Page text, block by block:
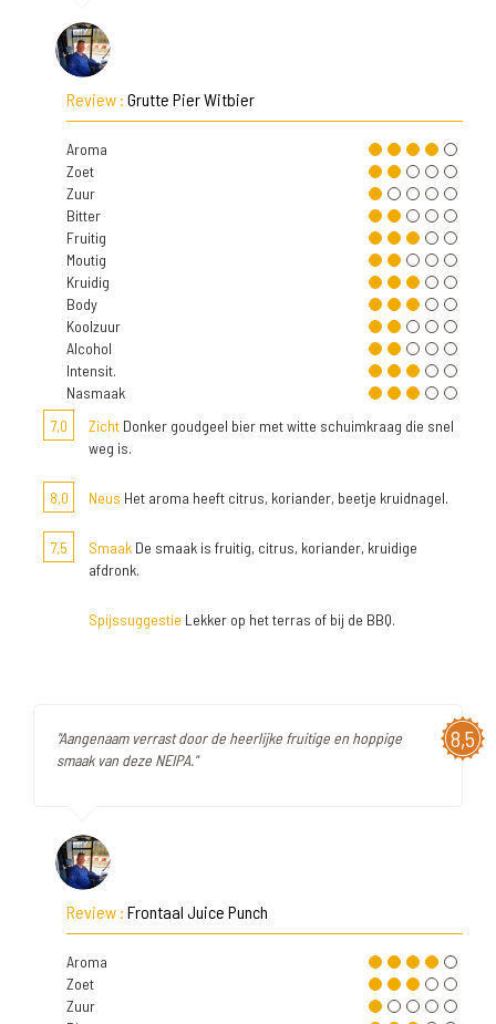
Review : Grutte Pier Witbier
Aroma
Zoet
Zuur
Bitter
Fruitig
Moutig
Kruidig
Body
Koolzuur
Alcohol
Intensit.
Nasmaak
7,0
Zicht Donker goudgeel bier met witte schuimkraag die snel
weg is.
8,0 Neus Het aroma heeft citrus, koriander, beetje kruidnagel.
7,5 Smaak De smaak is fruitig, citrus, koriander, kruidige
afdronk.
Spijssuggestie Lekker op het terras of bij de BBQ.
8,5
"Aangenaam verrast door de heerlijke fruitige en hoppige
smaak van deze NEIPA."
Review : Frontaal Juice Punch
Aroma
Zoet
Zuur